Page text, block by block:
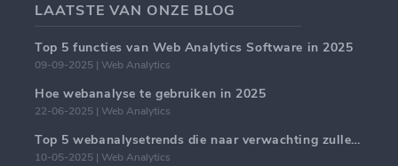
LAATSTE VAN ONZE BLOG
Top 5 functies van Web Analytics Software in 2025
09-09-2025 | Web Analytics
Hoe webanalyse te gebruiken in 2025
22-06-2025 | Web Analytics
Top 5 webanalysetrends die naar verwachting zullen domineren in 2025
10-05-2025 | Web Analytics